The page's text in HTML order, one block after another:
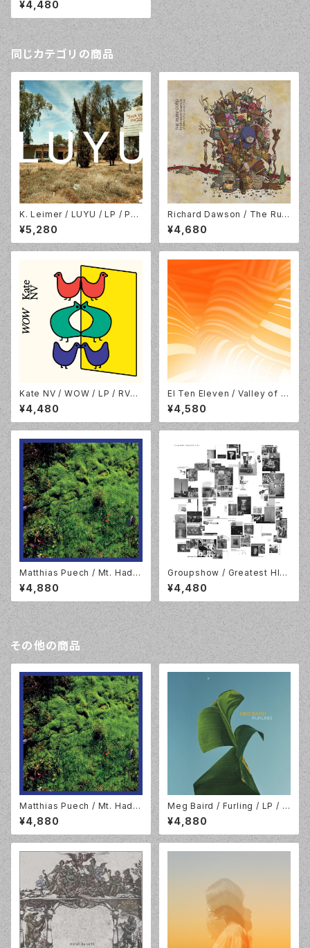
he / fait-30LP
¥4,480
同じカテゴリの商品
K. Leimer / LUYU / LP / Pal
ace Of Lights / POL01.202
3
¥5,280
Richard Dawson / The Rub
y Chord / 2LP+DL / Domino
/ WEIRD149LPX
¥4,680
Kate NV / WOW / LP / RVN
G INTL. / RVNGNL082LP
¥4,480
El Ten Eleven / Valley of Fi
re / Bone Vinyl / Joyful Noi
se Recordings / JNR411LP
¥4,580
Matthias Puech / Mt. Hada
mard National Park / 2LP /
Hallow Ground / HG2202
¥4,880
Groupshow / Greatest HIts
/ LP / Faitiche / fait-29LP /
¥4,480
その他の商品
Matthias Puech / Mt. Hada
mard National Park / 2LP /
Hallow Ground / HG2202
¥4,880
Meg Baird / Furling / LP / D
rag City / LP-DC-782
¥4,880